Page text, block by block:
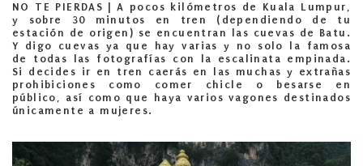
NO TE PIERDAS |
A pocos kilómetros de Kuala Lumpur,
y sobre 30 minutos en tren (dependiendo de tu
estación de origen) se encuentran las cuevas de Batu.
Y digo cuevas ya que hay varias y no solo la famosa
de todas las fotografías con la escalinata empinada.
Si decides ir en tren caerás en las muchas y extrañas
prohibiciones como comer chicle o besarse en
público , así como que haya varios vagones destinados
únicamente a mujeres.